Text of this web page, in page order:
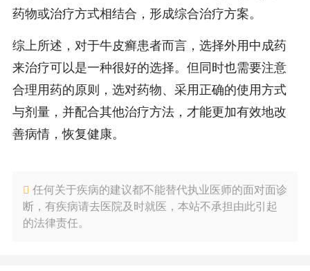
药物或治疗方式相结合，形成综合治疗方案。
综上所述，对于牛皮癣患者而言，选择外用中成药
来治疗可以是一种很好的选择。但同时也需要注意
合理用药的原则，选对药物、采用正确的使用方式
与剂量，并配合其他治疗方法，才能更加有效地改
善病情，恢复健康。
任何关于疾病的建议都不能替代执业医师的面对面诊
断，有疾病请去医院及时就医，本站不承担由此引起
的法律责任。